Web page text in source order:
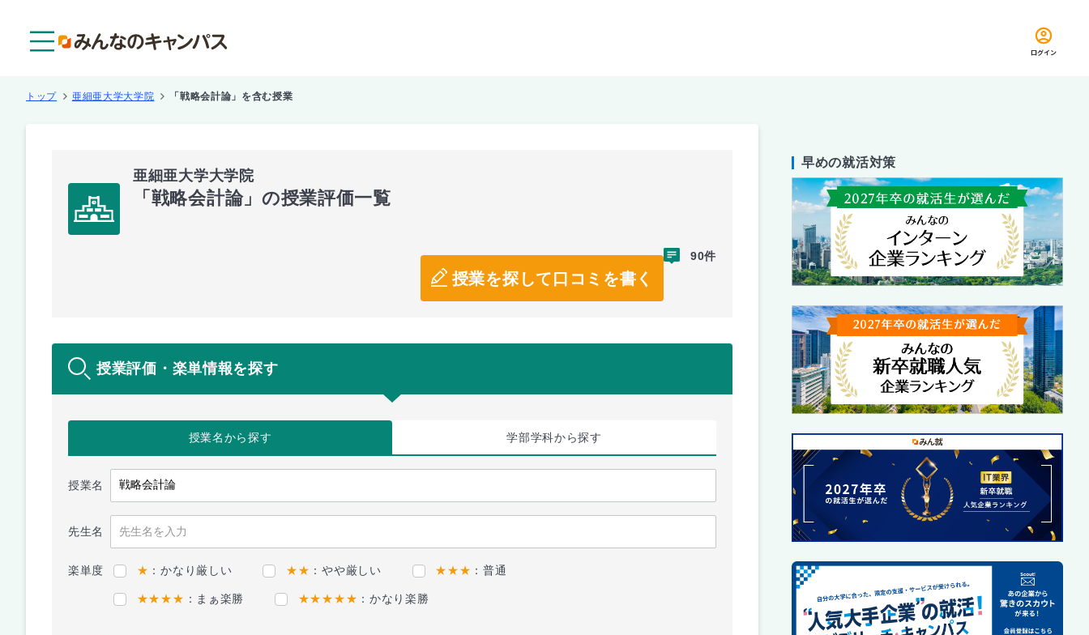
ログイン
トップ 亜細亜大学大学院 「戦略会計論」を含む授業
亜細亜大学大学院
「戦略会計論」の授業評価一覧
授業を探して口コミを書く
90件
授業評価・楽単情報を探す
授業名から探す 学部学科から探す
授業名
先生名
楽単度 ★ ：かなり厳しい ★★ ：やや厳しい ★★★ ：普通
★★★★ ：まぁ楽勝 ★★★★★ ：かなり楽勝
早めの就活対策